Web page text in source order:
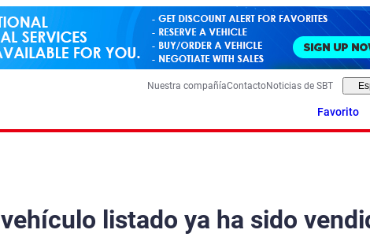
Nuestra compañíaContactoNoticias de SBT
Favorito
listado ya ha sido